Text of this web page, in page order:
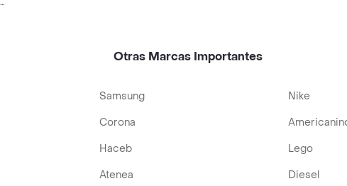
Otras Marcas Importantes
Samsung Nike
Corona
Haceb Lego
Atenea Diesel